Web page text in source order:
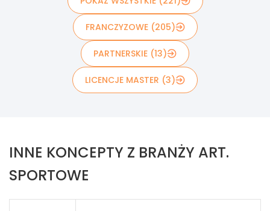
FRANCZYZOWE (205)
PARTNERSKIE (13)
LICENCJE MASTER (3)
INNE KONCEPTY Z BRANŻY ART.
SPORTOWE